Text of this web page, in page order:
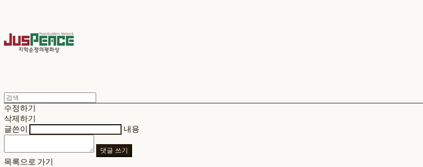
수정하기
삭제하기
글쓴이
내용
댓글 쓰기
목록으로 가기